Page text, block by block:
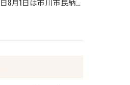
本日8月1日は市川市民納涼花火大会🎆